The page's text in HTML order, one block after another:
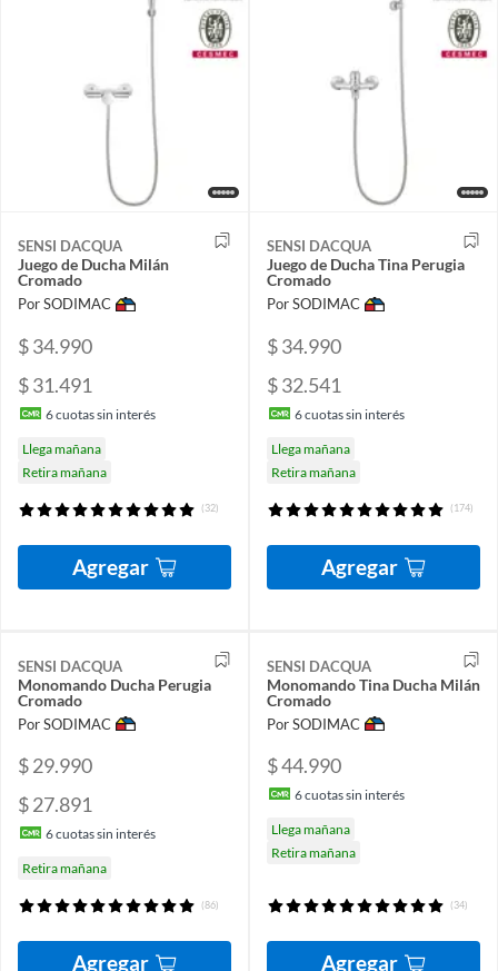
SENSI DACQUA
Juego de Ducha Milán
Cromado
Por SODIMAC
$ 34.990
$ 31.491
6cuotas sin interés
Llega mañana
Retira mañana
(32)
Agregar
SENSI DACQUA
Juego de Ducha Tina Perugia
Cromado
Por SODIMAC
$ 34.990
$ 32.541
6cuotas sin interés
Llega mañana
Retira mañana
(174)
Agregar
SENSI DACQUA
Monomando Ducha Perugia
Cromado
Por SODIMAC
$ 29.990
$ 27.891
6cuotas sin interés
Retira mañana
(86)
Agregar
SENSI DACQUA
Monomando Tina Ducha Milán
Cromado
Por SODIMAC
$ 44.990
6cuotas sin interés
Llega mañana
Retira mañana
(34)
Agregar